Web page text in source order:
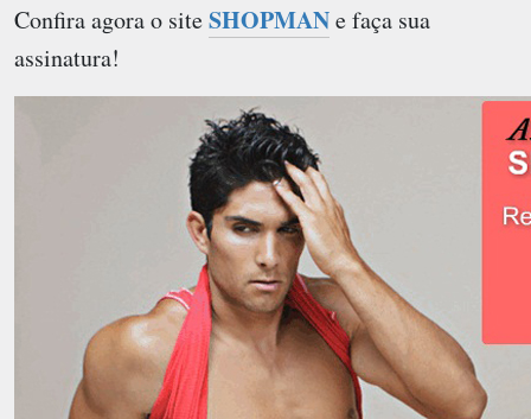
Confira agora o siteSHOPMANe faça sua
assinatura!